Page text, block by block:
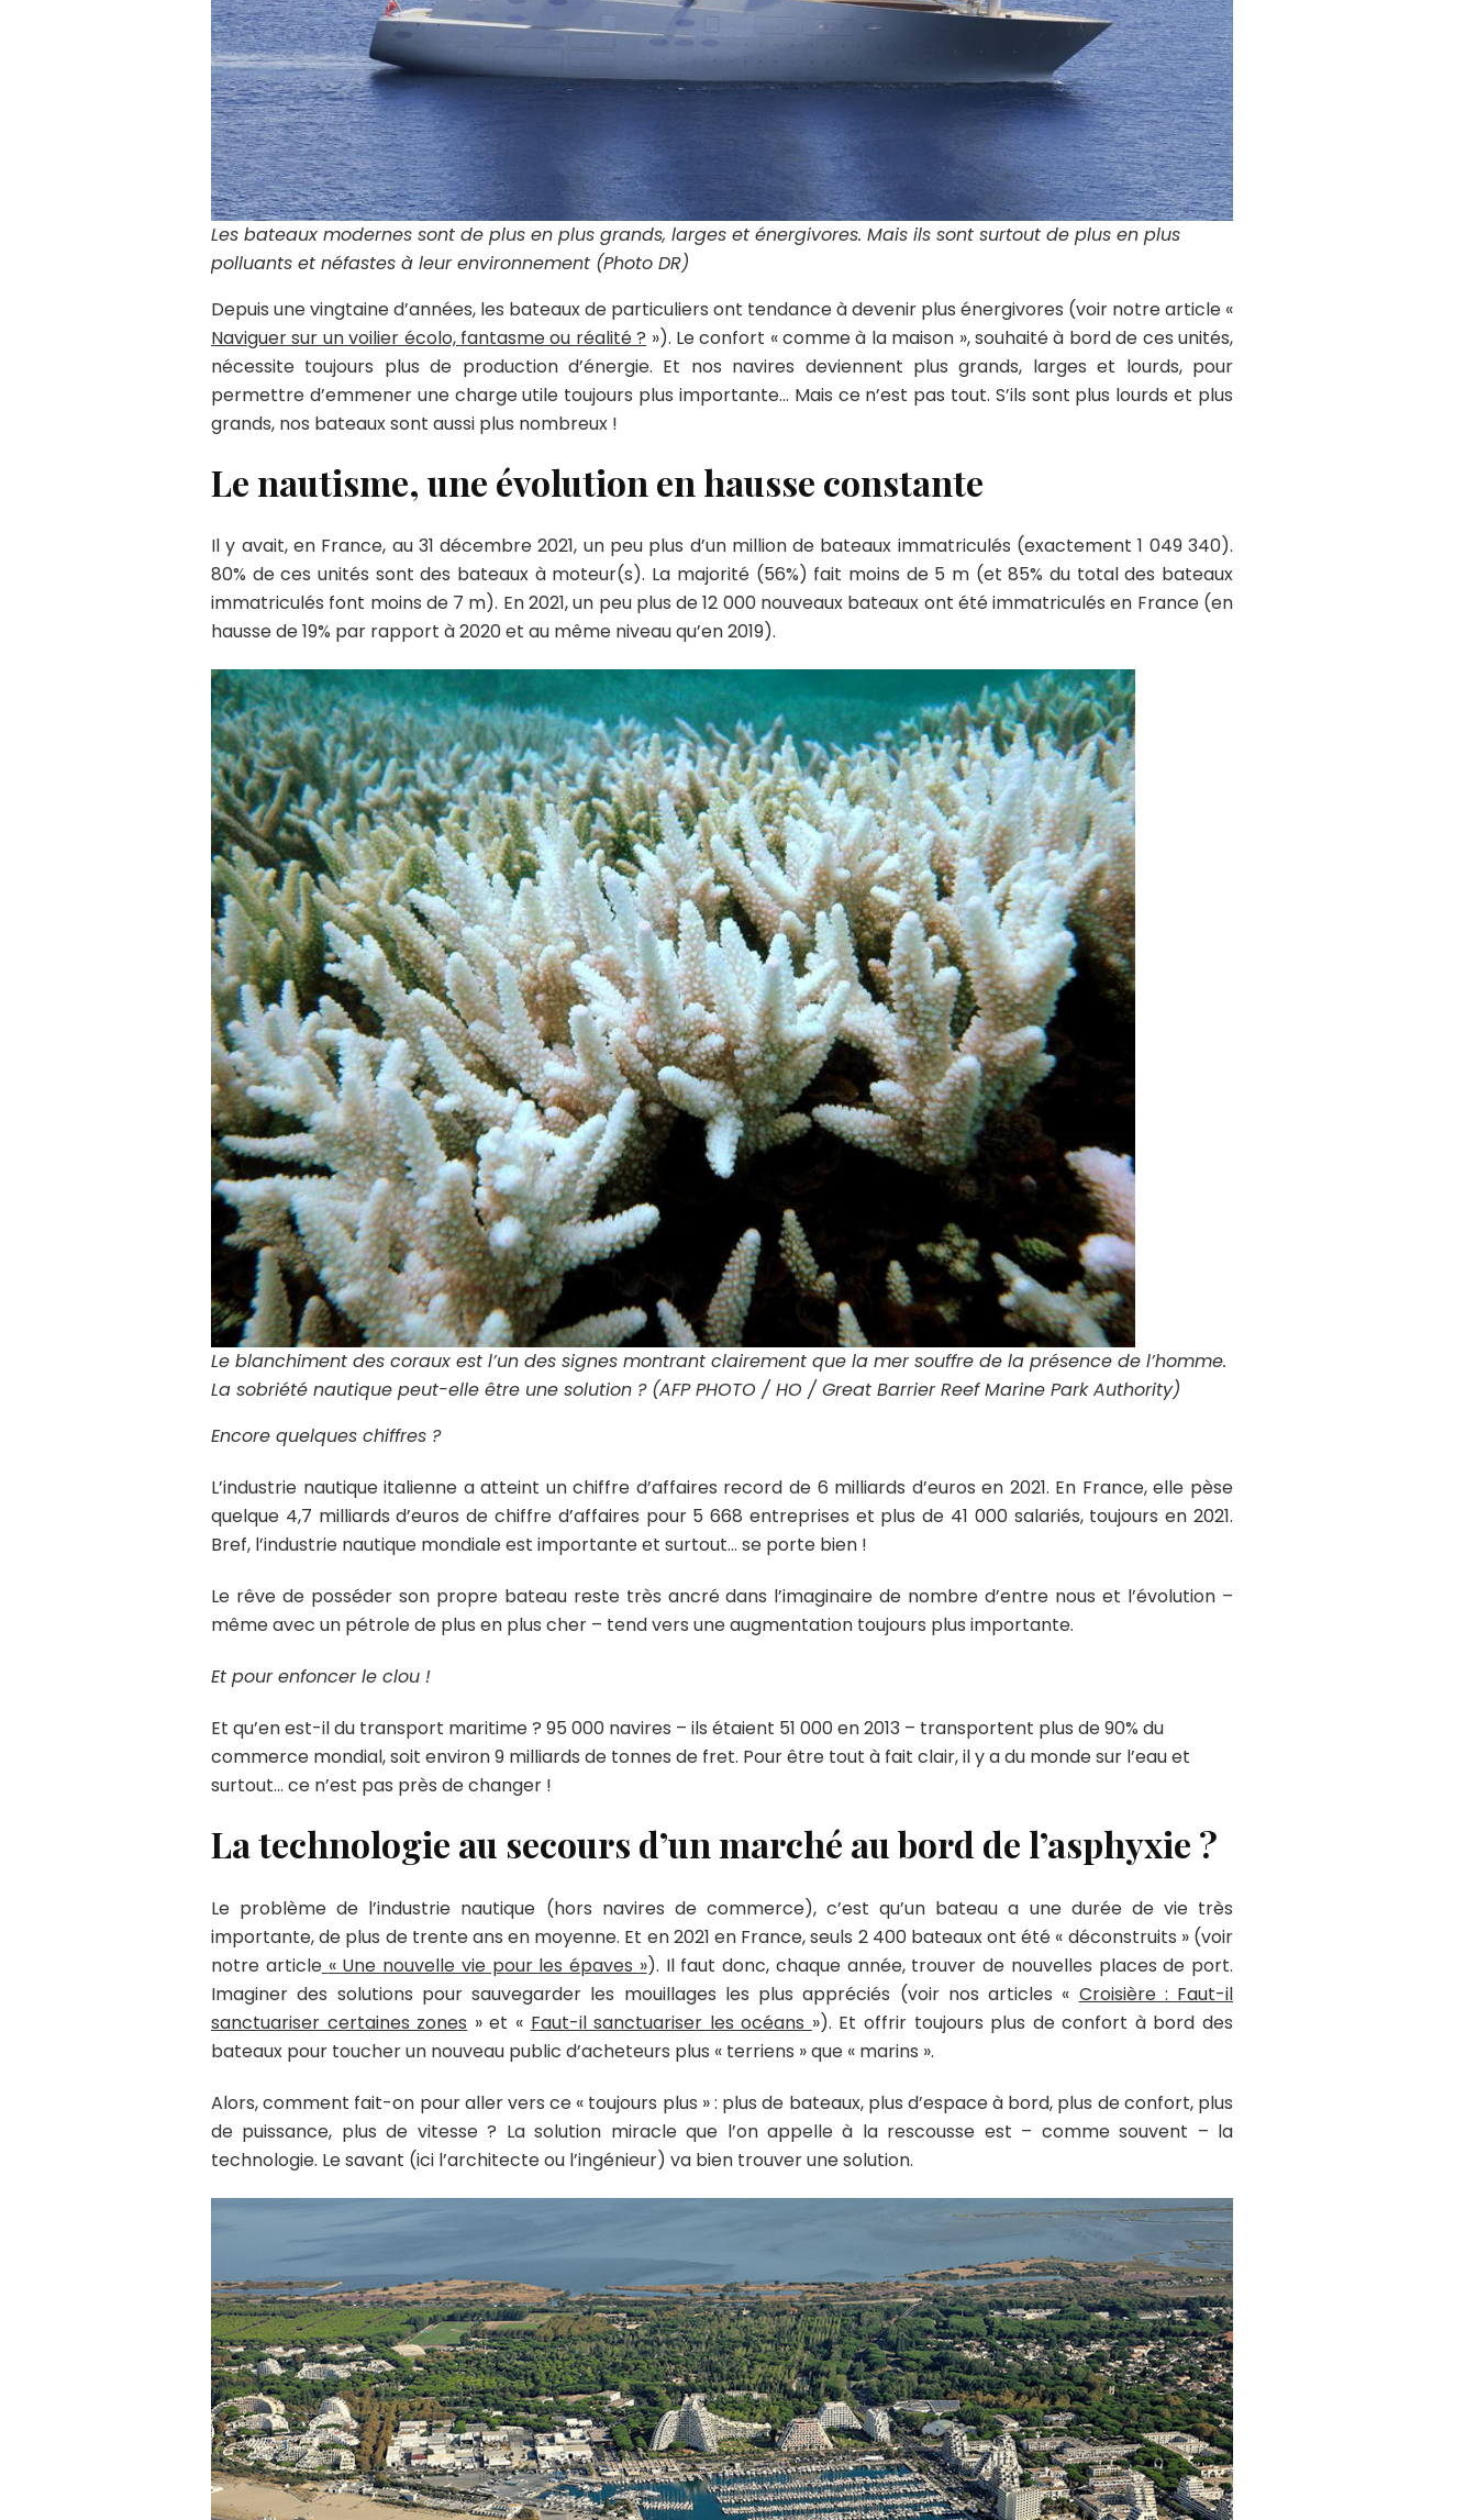
Les bateaux modernes sont de plus en plus grands, larges et énergivores. Mais ils sont surtout de plus en plus
polluants et néfastes à leur environnement (Photo DR)
Depuis une vingtaine d’années, les bateaux de particuliers ont tendance à devenir plus énergivores (voir notre article «
Naviguer sur un voilier écolo, fantasme ou réalité ? »). Le confort « comme à la maison », souhaité à bord de ces unités,
nécessite toujours plus de production d’énergie. Et nos navires deviennent plus grands, larges et lourds, pour
permettre d’emmener une charge utile toujours plus importante… Mais ce n’est pas tout. S’ils sont plus lourds et plus
grands, nos bateaux sont aussi plus nombreux !
Le nautisme, une évolution en hausse constante
Il y avait, en France, au 31 décembre 2021, un peu plus d’un million de bateaux immatriculés (exactement 1 049 340).
80% de ces unités sont des bateaux à moteur(s). La majorité (56%) fait moins de 5 m (et 85% du total des bateaux
immatriculés font moins de 7 m). En 2021, un peu plus de 12 000 nouveaux bateaux ont été immatriculés en France (en
hausse de 19% par rapport à 2020 et au même niveau qu’en 2019).
Le blanchiment des coraux est l’un des signes montrant clairement que la mer souffre de la présence de l’homme.
La sobriété nautique peut-elle être une solution ? (AFP PHOTO / HO / Great Barrier Reef Marine Park Authority)
Encore quelques chiffres ?
L’industrie nautique italienne a atteint un chiffre d’affaires record de 6 milliards d’euros en 2021. En France, elle pèse
quelque 4,7 milliards d’euros de chiffre d’affaires pour 5 668 entreprises et plus de 41 000 salariés, toujours en 2021.
Bref, l’industrie nautique mondiale est importante et surtout… se porte bien !
Le rêve de posséder son propre bateau reste très ancré dans l’imaginaire de nombre d’entre nous et l’évolution –
même avec un pétrole de plus en plus cher – tend vers une augmentation toujours plus importante.
Et pour enfoncer le clou !
Et qu’en est-il du transport maritime ? 95 000 navires – ils étaient 51 000 en 2013 – transportent plus de 90% du
commerce mondial, soit environ 9 milliards de tonnes de fret. Pour être tout à fait clair, il y a du monde sur l’eau et
surtout… ce n’est pas près de changer !
La technologie au secours d’un marché au bord de l’asphyxie ?
Le problème de l’industrie nautique (hors navires de commerce), c’est qu’un bateau a une durée de vie très
importante, de plus de trente ans en moyenne. Et en 2021 en France, seuls 2 400 bateaux ont été « déconstruits » (voir
notre article « Une nouvelle vie pour les épaves »). Il faut donc, chaque année, trouver de nouvelles places de port.
Imaginer des solutions pour sauvegarder les mouillages les plus appréciés (voir nos articles « Croisière : Faut-il
sanctuariser certaines zones » et « Faut-il sanctuariser les océans »). Et offrir toujours plus de confort à bord des
bateaux pour toucher un nouveau public d’acheteurs plus « terriens » que « marins ».
Alors, comment fait-on pour aller vers ce « toujours plus » : plus de bateaux, plus d’espace à bord, plus de confort, plus
de puissance, plus de vitesse ? La solution miracle que l’on appelle à la rescousse est – comme souvent – la
technologie. Le savant (ici l’architecte ou l’ingénieur) va bien trouver une solution.